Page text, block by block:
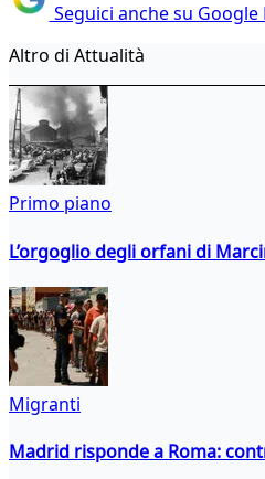
Seguici anche su
Altro di Attualità
Primo piano
L’orgoglio degli orfani di
Migranti
Madrid risponde a Roma: